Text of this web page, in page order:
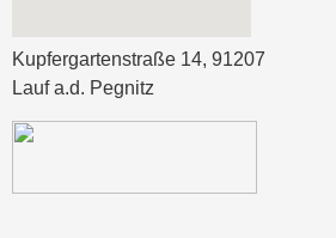
Kupfergartenstraße 14, 91207
Lauf a.d. Pegnitz